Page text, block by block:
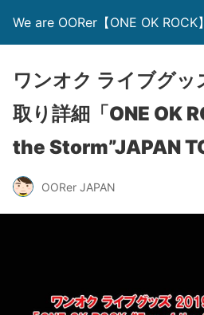
We are OORer【ONE OK ROCK
ワンオク ライブグ
取り詳細「ONE OK
the Storm”JAPAN
OORer JAPAN